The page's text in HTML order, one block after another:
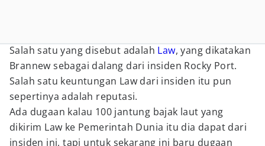
Salah satu yang disebut adalah Law, yang dikatakan
Brannew sebagai dalang dari insiden Rocky Port.
Salah satu keuntungan Law dari insiden itu pun
sepertinya adalah reputasi.
Ada dugaan kalau 100 jantung bajak laut yang
dikirim Law ke Pemerintah Dunia itu dia dapat dari
insiden ini, tapi untuk sekarang ini baru dugaan